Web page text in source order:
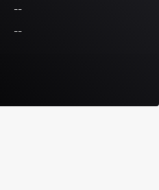
--
--